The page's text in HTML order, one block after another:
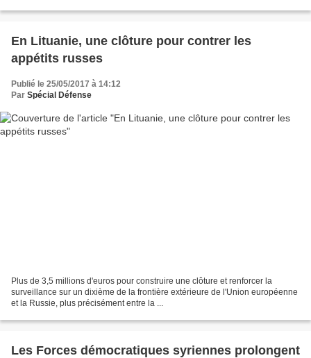
En Lituanie, une clôture pour contrer les
appétits russes
Publié le 25/05/2017 à 14:12
Par Spécial Défense
Plus de 3,5 millions d'euros pour construire une clôture et renforcer la
surveillance sur un dixième de la frontière extérieure de l'Union européenne
et la Russie, plus précisément entre la ...
Les Forces démocratiques syriennes prolongent